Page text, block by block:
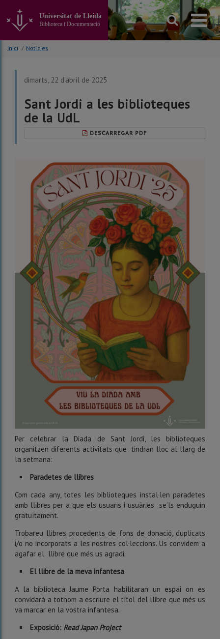
contingut
principal
Universitat de Lleida
Biblioteca i Documentació
Inici / Notícies
dimarts, 22 d’abril de 2025
Sant Jordi a les biblioteques
de la UdL
DESCARREGAR PDF
Per celebrar la Diada de Sant Jordi, les biblioteques
organitzen diferents activitats que tindran lloc al llarg de
la setmana:
Paradetes de llibres
Com cada any, totes les biblioteques instal·len paradetes
amb llibres per a que els usuaris i usuàries se’ls enduguin
gratuïtament.
Trobareu llibres procedents de fons de donació, duplicats
i/o no incorporats a les nostres col·leccions. Us convidem a
agafar el llibre que més us agradi.
El llibre de la meva infantesa
A la biblioteca Jaume Porta habilitaran un espai on es
convidarà a tothom a escriure el títol del llibre que més us
va marcar en la vostra infantesa.
Exposició: Read Japan Project